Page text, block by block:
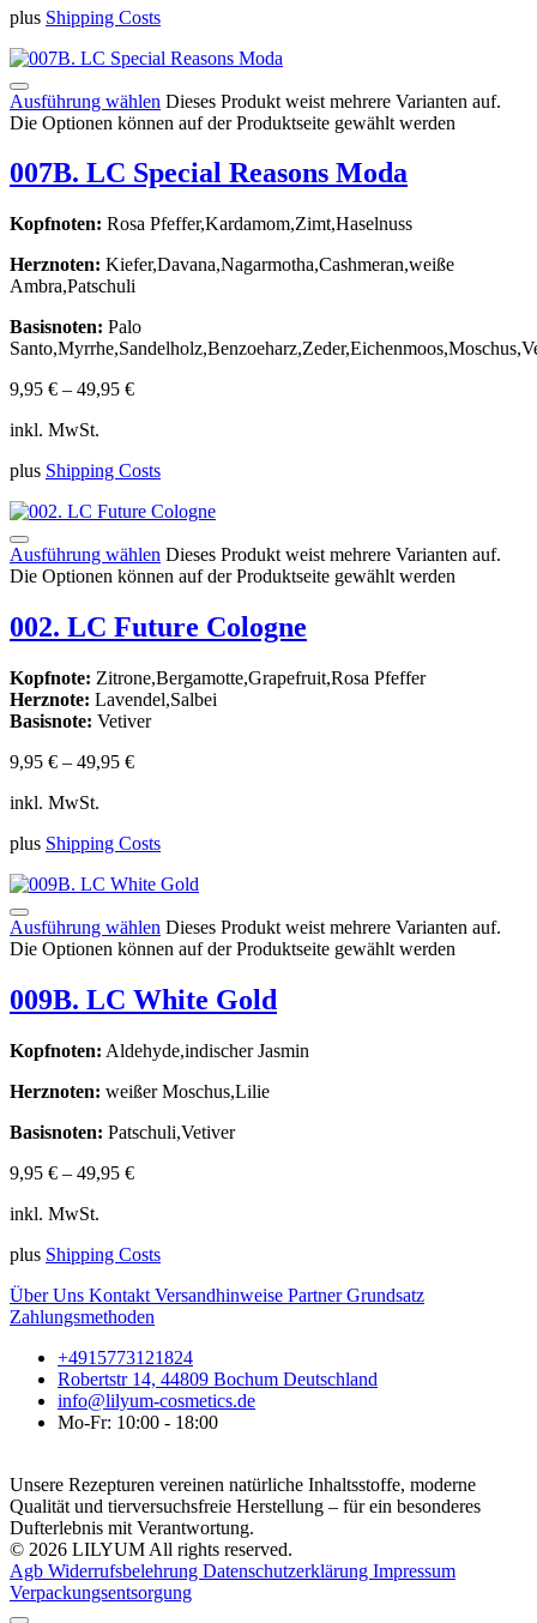
plus Shipping Costs
Ausführung wählen Dieses Produkt weist mehrere Varianten auf.
Die Optionen können auf der Produktseite gewählt werden
007B. LC Special Reasons Moda
Kopfnoten: Rosa Pfeffer,Kardamom,Zimt,Haselnuss
Herznoten: Kiefer,Davana,Nagarmotha,Cashmeran,weiße
Ambra,Patschuli
Basisnoten: Palo
9,95 € – 49,95 €
inkl. MwSt.
plus Shipping Costs
Ausführung wählen Dieses Produkt weist mehrere Varianten auf.
Die Optionen können auf der Produktseite gewählt werden
002. LC Future Cologne
Kopfnote: Zitrone,Bergamotte,Grapefruit,Rosa Pfeffer
Herznote: Lavendel,Salbei
Basisnote: Vetiver
9,95 € – 49,95 €
inkl. MwSt.
plus Shipping Costs
Ausführung wählen Dieses Produkt weist mehrere Varianten auf.
Die Optionen können auf der Produktseite gewählt werden
009B. LC White Gold
Kopfnoten: Aldehyde,indischer Jasmin
Herznoten: weißer Moschus,Lilie
Basisnoten: Patschuli,Vetiver
9,95 € – 49,95 €
inkl. MwSt.
plus Shipping Costs
Über Uns Kontakt Versandhinweise PartnerGrundsatz
Zahlungsmethoden
+4915773121824
Robertstr 14, 44809 Bochum Deutschland
info@lilyum-cosmetics.de
Mo-Fr: 10:00 - 18:00
Unsere Rezepturen vereinen natürliche Inhaltsstoffe, moderne
Qualität und tierversuchsfreie Herstellung – für ein besonderes
Dufterlebnis mit Verantwortung.
© 2026 LILYUM All rights reserved.
Agb Widerrufsbelehrung Datenschutzerklärung Impressum
Verpackungsentsorgung